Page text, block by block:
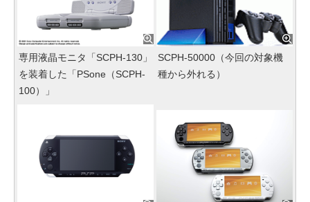
専用液晶モニタ「SCPH-130」
を装着した「PSone（SCPH-
100）」
SCPH-50000（今回の対象機
種から外れる）